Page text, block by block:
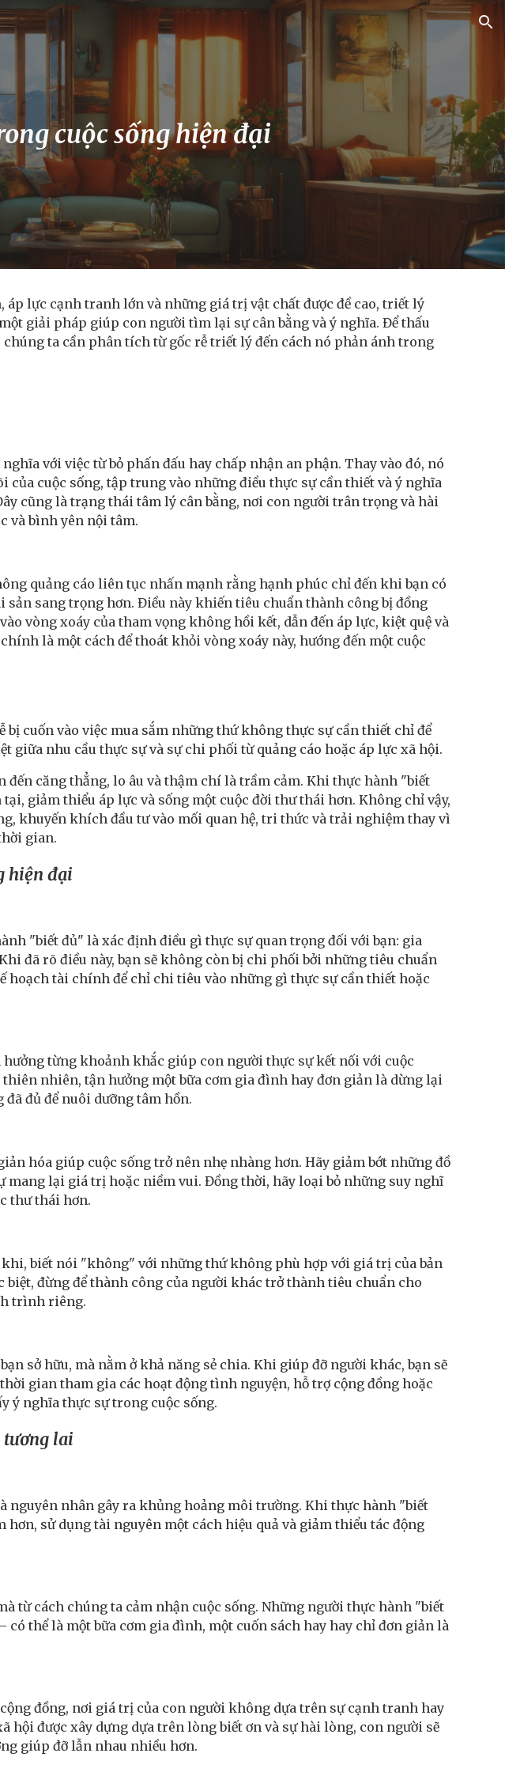
Skip to navigation
cuộc sống hiện đại
lực cạnh tranh lớn và những giá trị vật chất được đề cao, triết lý
giải pháp giúp con người tìm lại sự cân bằng và ý nghĩa. Để thấu
ta cần phân tích từ gốc rễ triết lý đến cách nó phản ánh trong
với việc từ bỏ phấn đấu hay chấp nhận an phận. Thay vào đó, nó
cuộc sống, tập trung vào những điều thực sự cần thiết và ý nghĩa
cũng là trạng thái tâm lý cân bằng, nơi con người trân trọng và hài
và bình yên nội tâm.
quảng cáo liên tục nhấn mạnh rằng hạnh phúc chỉ đến khi bạn có
sản sang trọng hơn. Điều này khiến tiêu chuẩn thành công bị đồng
vòng xoáy của tham vọng không hồi kết, dẫn đến áp lực, kiệt quệ và
là một cách để thoát khỏi vòng xoáy này, hướng đến một cuộc
cuốn vào việc mua sắm những thứ không thực sự cần thiết chỉ để
giữa nhu cầu thực sự và sự chi phối từ quảng cáo hoặc áp lực xã hội.
đến căng thẳng, lo âu và thậm chí là trầm cảm. Khi thực hành "biết
giảm thiểu áp lực và sống một cuộc đời thư thái hơn. Không chỉ vậy,
khuyến khích đầu tư vào mối quan hệ, tri thức và trải nghiệm thay vì
gian.
hiện đại
"biết đủ" là xác định điều gì thực sự quan trọng đối với bạn: gia
đã rõ điều này, bạn sẽ không còn bị chi phối bởi những tiêu chuẩn
hoạch tài chính để chỉ chi tiêu vào những gì thực sự cần thiết hoặc
từng khoảnh khắc giúp con người thực sự kết nối với cuộc
nhiên, tận hưởng một bữa cơm gia đình hay đơn giản là dừng lại
đủ để nuôi dưỡng tâm hồn.
hóa giúp cuộc sống trở nên nhẹ nhàng hơn. Hãy giảm bớt những đồ
lại giá trị hoặc niềm vui. Đồng thời, hãy loại bỏ những suy nghĩ
thư thái hơn.
biết nói "không" với những thứ không phù hợp với giá trị của bản
đừng để thành công của người khác trở thành tiêu chuẩn cho
trình riêng.
sở hữu, mà nằm ở khả năng sẻ chia. Khi giúp đỡ người khác, bạn sẽ
gian tham gia các hoạt động tình nguyện, hỗ trợ cộng đồng hoặc
ý nghĩa thực sự trong cuộc sống.
tương lai
nguyên nhân gây ra khủng hoảng môi trường. Khi thực hành "biết
sử dụng tài nguyên một cách hiệu quả và giảm thiểu tác động
từ cách chúng ta cảm nhận cuộc sống. Những người thực hành "biết
thể là một bữa cơm gia đình, một cuốn sách hay hay chỉ đơn giản là
đồng, nơi giá trị của con người không dựa trên sự cạnh tranh hay
hội được xây dựng dựa trên lòng biết ơn và sự hài lòng, con người sẽ
giúp đỡ lẫn nhau nhiều hơn.